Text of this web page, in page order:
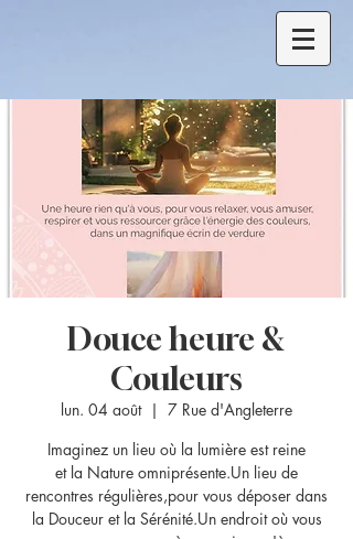
Douce heure &
Couleurs
lun. 04 août
  |
7 Rue d'Angleterre
Imaginez un lieu où la lumière est reine
et la Nature omniprésente.Un lieu de
rencontres régulières,pour vous déposer dans
la Douceur et la Sérénité.Un endroit où vous